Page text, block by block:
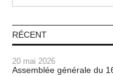
RÉCENT
20 mai 2026
Assemblée générale du